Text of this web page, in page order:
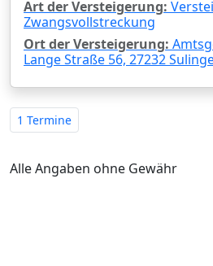
Art der Versteigerung:
Zwangsvollstreckung
Ort der Versteigerung:
Lange Straße 56, 27232
1 Termine
Alle Angaben ohne Gewähr